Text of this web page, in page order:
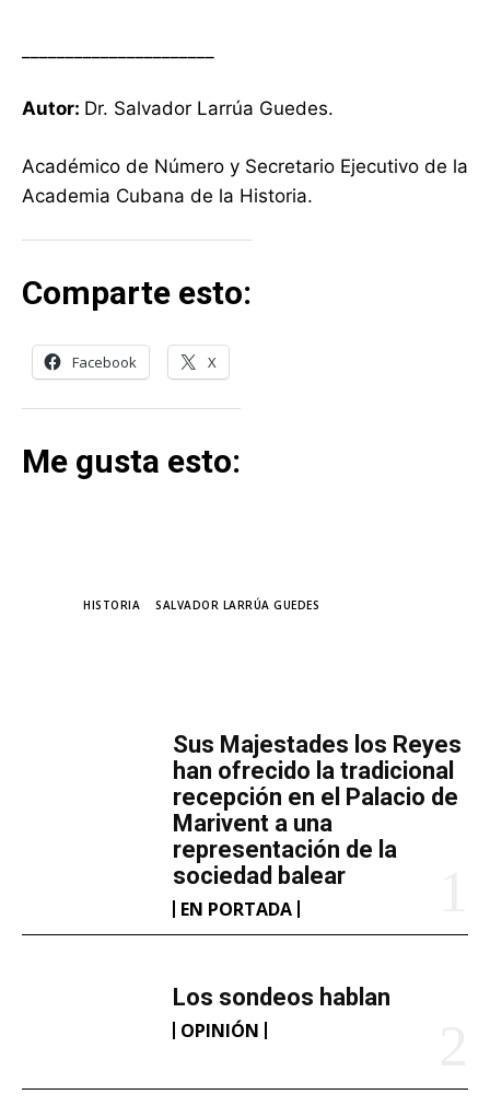
​Sus Majestades los Reyes
han ofrecido la tradicional
recepción en el Palacio de
Marivent​ a una
representación de la
sociedad balear
EN PORTADA
Los sondeos hablan
OPINIÓN
Autor: Dr. Salvador Larrúa Guedes.
Académico de Número y Secretario Ejecutivo de la
Academia Cubana de la Historia.
Comparte esto:
Facebook X
Me gusta esto:
HISTORIA SALVADOR LARRÚA GUEDES